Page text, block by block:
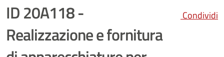
ID 20A118 -
Realizzazione e fornitura
Condividi